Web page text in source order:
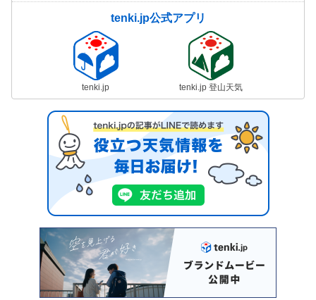
tenki.jp公式アプリ
tenki.jp tenki.jp 登山天気